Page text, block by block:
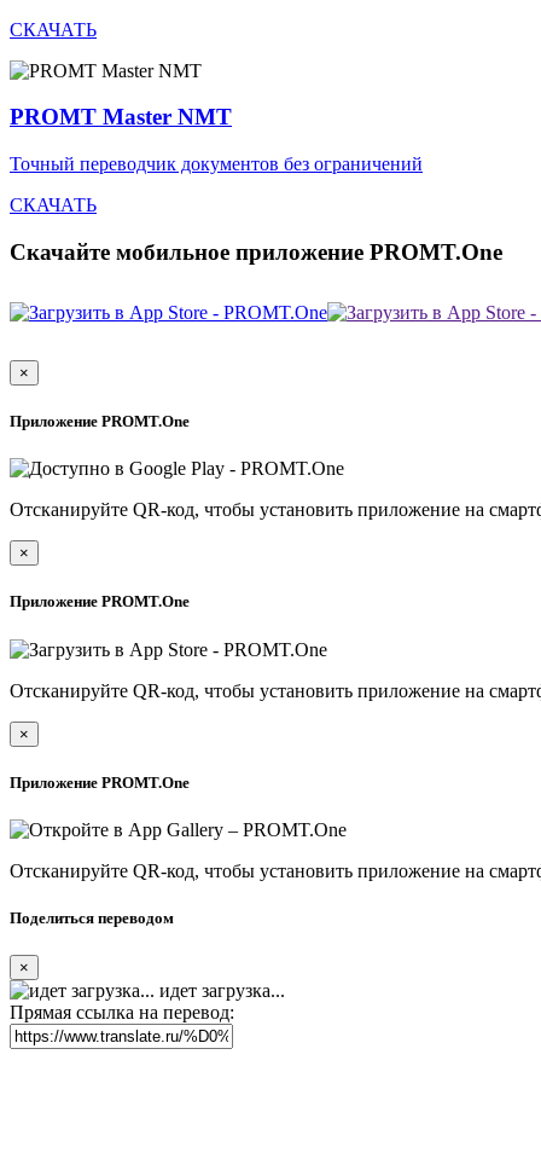
СКАЧАТЬ
PROMT Master NMT
Точный переводчик документов без ограничений
СКАЧАТЬ
Скачайте мобильное приложение PROMT.One
×
Приложение PROMT.One
Отсканируйте QR-код, чтобы установить приложение на
×
Приложение PROMT.One
Отсканируйте QR-код, чтобы установить приложение на
×
Приложение PROMT.One
Отсканируйте QR-код, чтобы установить приложение на
Поделиться переводом
×
идет загрузка...
Прямая ссылка на перевод: